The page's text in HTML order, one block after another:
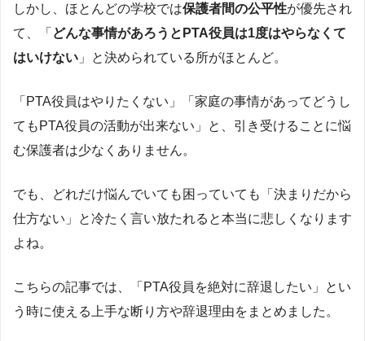
しかし、ほとんどの学校では保護者間の公平性が優先され
て、「 どんな事情があろうとPTA役員は1度はやらなくて
はいけない 」と決められている所がほとんど。
「PTA役員はやりたくない」「家庭の事情があってどうし
てもPTA役員の活動が出来ない」と、引き受けることに悩
む保護者は少なくありません。
でも、どれだけ悩んでいても困っていても「決まりだから
仕方ない」と冷たく言い放たれると本当に悲しくなります
よね。
こちらの記事では、「PTA役員を絶対に辞退したい」とい
う時に使える上手な断り方や辞退理由をまとめました。